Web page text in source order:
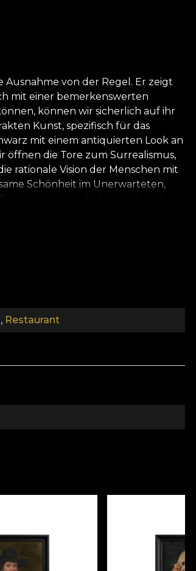
von der Regel. Er zeigt
mit einer bemerkenswerten
können wir sicherlich auf ihr
Kunst, spezifisch für das
mit einem antiquierten Look an
die Tore zum Surrealismus,
rationale Vision der Menschen mit
Schönheit im Unerwarteten,
als ein Liebesgedicht
durch alle Zustände und Stadien
, Restaurant